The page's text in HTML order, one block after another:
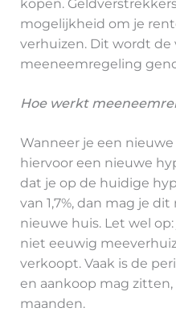
kopen.
mogelijkheid om je
verhuizen. Dit wordt de
meeneemregeling
Hoe werkt
Wanneer je een
hiervoor een nieuwe
dat je op de huidige
van 1,7%, dan mag je
nieuwe huis. Let wel
niet eeuwig
verkoopt. Vaak is de
en aankoop mag
maanden.